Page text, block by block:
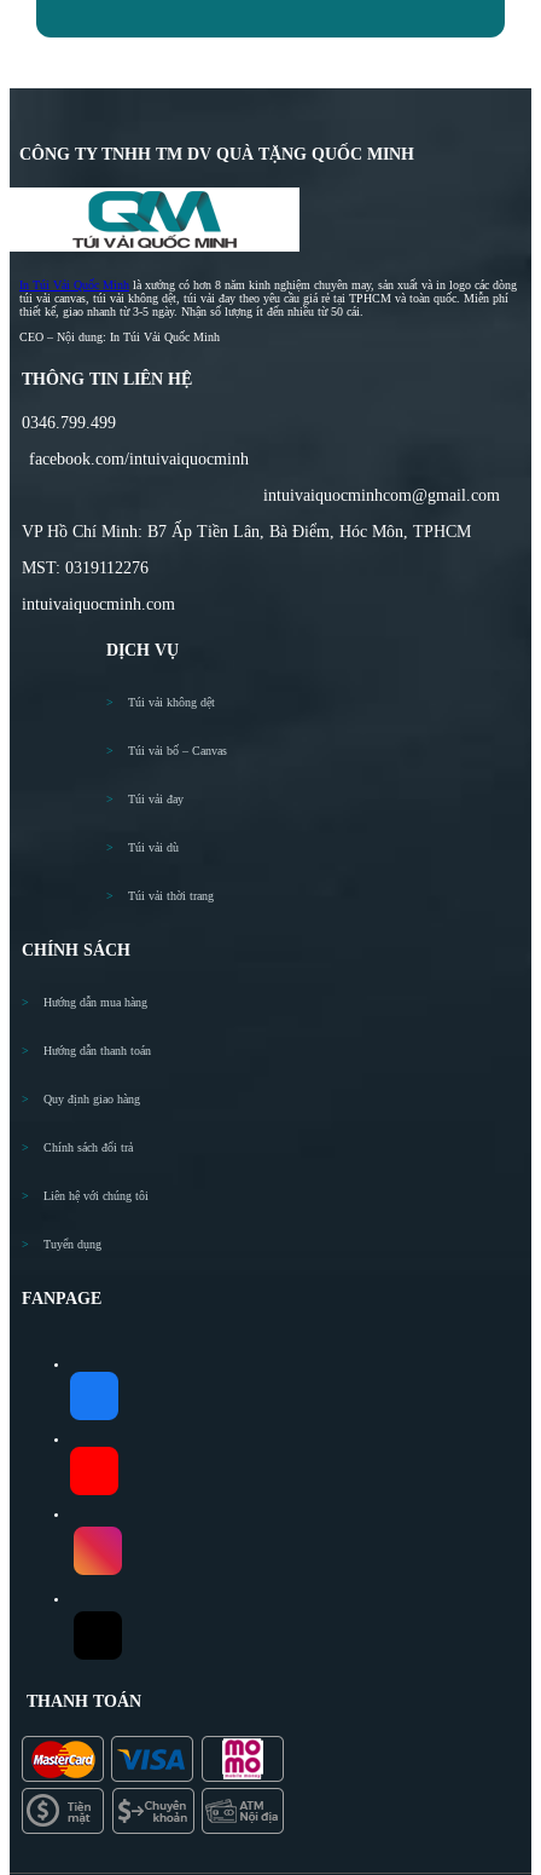
CÔNG TY TNHH TM DV QUÀ TẶNG QUỐC MINH
In Túi Vải Quốc Minh là xưởng có hơn 8 năm kinh nghiệm chuyên may, sản xuất và in logo các dòng
túi vải canvas, túi vải không dệt, túi vải đay theo yêu cầu giá rẻ tại TPHCM và toàn quốc. Miễn phí
thiết kế, giao nhanh từ 3-5 ngày. Nhận số lượng ít đến nhiều từ 50 cái.
CEO – Nội dung: In Túi Vải Quốc Minh
THÔNG TIN LIÊN HỆ
0346.799.499
facebook.com/intuivaiquocminh
intuivaiquocminhcom@gmail.com
VP Hồ Chí Minh: B7 Ấp Tiền Lân, Bà Điểm, Hóc Môn, TPHCM
MST: 0319112276
intuivaiquocminh.com
DỊCH VỤ
Túi vải không dệt
Túi vải bố – Canvas
Túi vải đay
Túi vải dù
Túi vải thời trang
CHÍNH SÁCH
Hướng dẫn mua hàng
Hướng dẫn thanh toán
Quy định giao hàng
Chính sách đổi trả
Liên hệ với chúng tôi
Tuyển dụng
FANPAGE
THANH TOÁN